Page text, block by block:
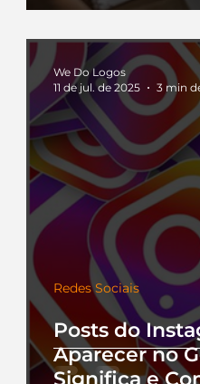
Posts do
Aparecer no
Redes Sociais
We Do Logos
11 de jul. de 2025
3 min